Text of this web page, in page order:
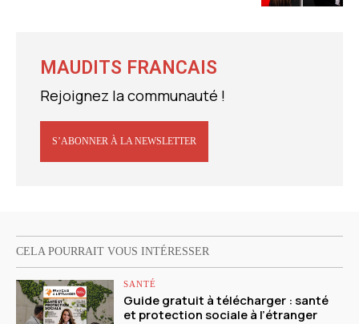
MAUDITS FRANCAIS
Rejoignez la communauté !
S’ABONNER À LA NEWSLETTER
CELA POURRAIT VOUS INTÉRESSER
SANTÉ
Guide gratuit à télécharger : santé
et protection sociale à l’étranger